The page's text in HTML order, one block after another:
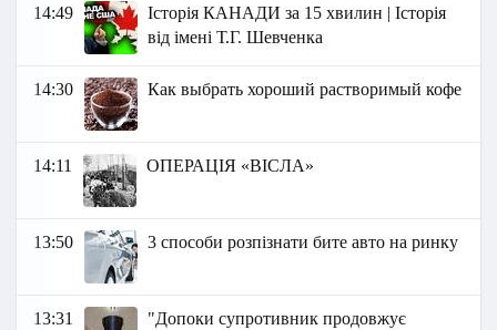
14:49
Історія КАНАДИ за 15 хвилин | Історія
від імені Т.Г. Шевченка
14:30 Как выбрать хороший растворимый кофе
14:11 ОПЕРАЦІЯ «ВІСЛА»
13:50 3 способи розпізнати бите авто на ринку
13:31
"Допоки супротивник продовжує